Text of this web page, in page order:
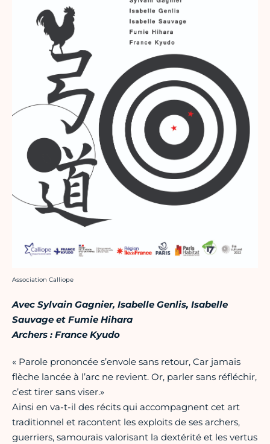
Crédit photo :
Association Calliope
Avec Sylvain Gagnier, Isabelle Genlis, Isabelle
Sauvage et Fumie Hihara
Archers : France Kyudo
« Parole prononcée s’envole sans retour, Car jamais
flèche lancée à l’arc ne revient. Or, parler sans réfléchir,
c’est tirer sans viser.»
Ainsi en va-t-il des récits qui accompagnent cet art
traditionnel et racontent les exploits de ses archers,
guerriers, samouraïs valorisant la dextérité et les vertus